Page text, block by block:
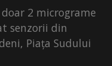
2 micrograme
senzorii din
Piața Sudului